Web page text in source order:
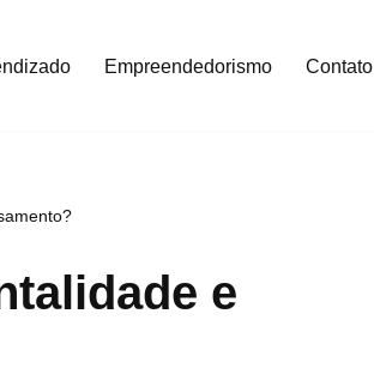
Empreendedorismo Contato
e